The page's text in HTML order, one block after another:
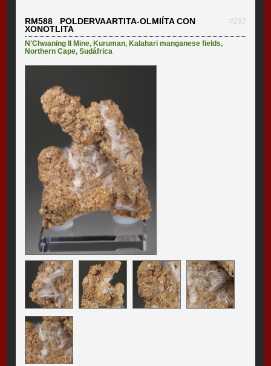
RM588 POLDERVAARTITA-OLMIÍTA CON
XONOTLITA
#292
N'Chwaning II Mine,Kuruman,Kalahari manganese fields,
Northern Cape,Sudáfrica